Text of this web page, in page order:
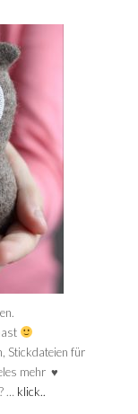
Stickdateien für
mehr ♥
… klick..